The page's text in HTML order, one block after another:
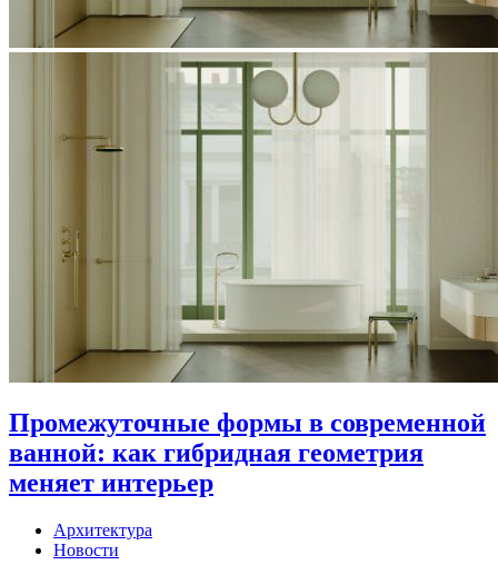
Промежуточные формы в современной
ванной: как гибридная геометрия
меняет интерьер
Архитектура
Новости